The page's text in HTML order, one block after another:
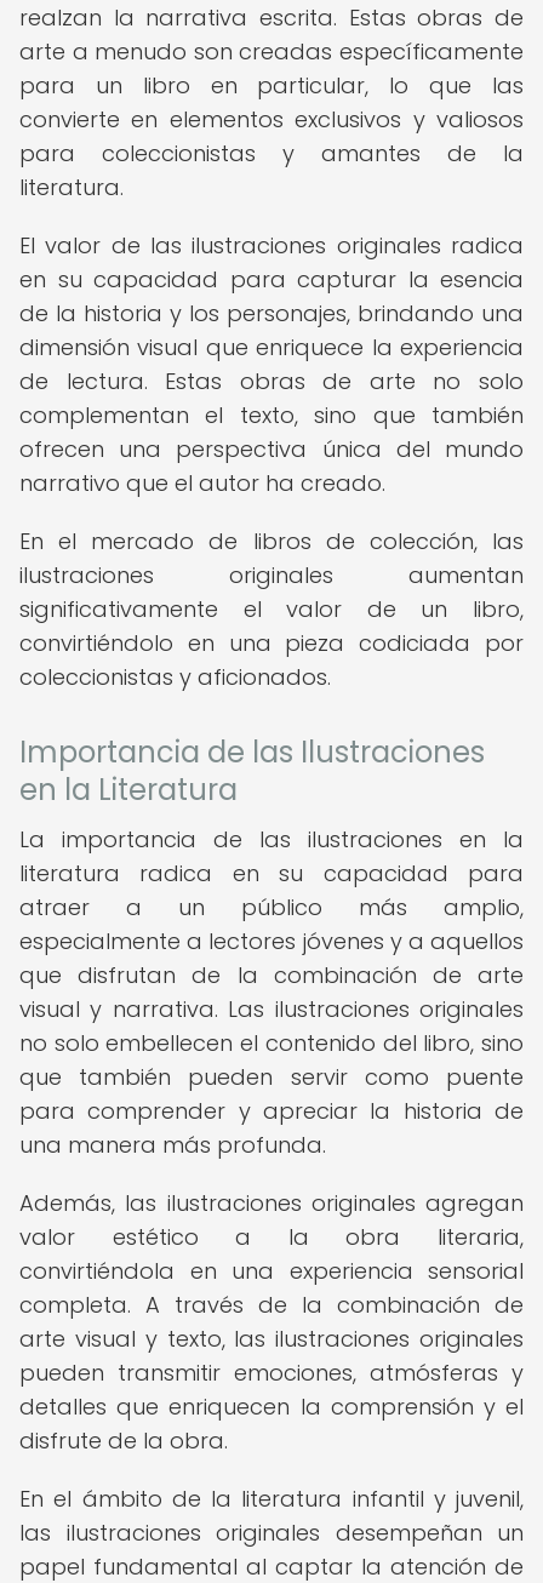
realzan la narrativa escrita. Estas obras de
arte a menudo son creadas específicamente
para un libro en particular, lo que las
convierte en elementos exclusivos y valiosos
para coleccionistas y amantes de la
literatura.
El valor de las ilustraciones originales radica
en su capacidad para capturar la esencia
de la historia y los personajes, brindando una
dimensión visual que enriquece la experiencia
de lectura. Estas obras de arte no solo
complementan el texto, sino que también
ofrecen una perspectiva única del mundo
narrativo que el autor ha creado.
En el mercado de libros de colección, las
ilustraciones originales aumentan
significativamente el valor de un libro,
convirtiéndolo en una pieza codiciada por
coleccionistas y aficionados.
Importancia de las Ilustraciones
en la Literatura
La importancia de las ilustraciones en la
literatura radica en su capacidad para
atraer a un público más amplio,
especialmente a lectores jóvenes y a aquellos
que disfrutan de la combinación de arte
visual y narrativa. Las ilustraciones originales
no solo embellecen el contenido del libro, sino
que también pueden servir como puente
para comprender y apreciar la historia de
una manera más profunda.
Además, las ilustraciones originales agregan
valor estético a la obra literaria,
convirtiéndola en una experiencia sensorial
completa. A través de la combinación de
arte visual y texto, las ilustraciones originales
pueden transmitir emociones, atmósferas y
detalles que enriquecen la comprensión y el
disfrute de la obra.
En el ámbito de la literatura infantil y juvenil,
las ilustraciones originales desempeñan un
papel fundamental al captar la atención de